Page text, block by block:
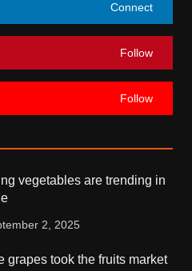
Connect
Follow
Follow
vegetables are trending in
2, 2025
grapes took the fruits market